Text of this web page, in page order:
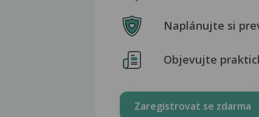
Naplánujte si
Objevujte
Zaregistrovat se zdarma